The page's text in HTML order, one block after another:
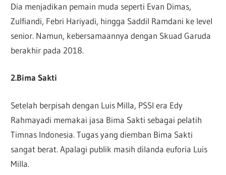
Dia menjadikan pemain muda seperti Evan Dimas,
Zulfiandi, Febri Hariyadi, hingga Saddil Ramdani ke level
senior. Namun, kebersamaannya dengan Skuad Garuda
berakhir pada 2018.
2.Bima Sakti
Setelah berpisah dengan Luis Milla, PSSI era Edy
Rahmayadi memakai jasa Bima Sakti sebagai pelatih
Timnas Indonesia. Tugas yang diemban Bima Sakti
sangat berat. Apalagi publik masih dilanda euforia Luis
Milla.